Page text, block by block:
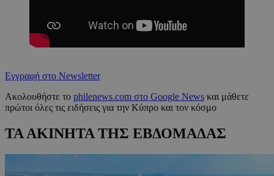
Εγγραφή στο Newsletter
Ακολουθήστε το philenews.com στο Google News και μάθετε
πρώτοι όλες τις ειδήσεις για την Κύπρο και τον κόσμο
ΤΑ ΑΚΙΝΗΤΑ ΤΗΣ ΕΒΔΟΜΑΔΑΣ